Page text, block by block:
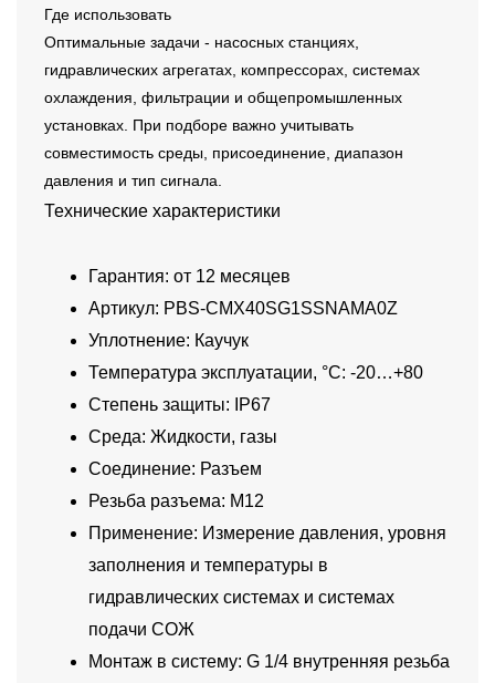
Где использовать
Оптимальные задачи - насосных станциях,
гидравлических агрегатах, компрессорах, системах
охлаждения, фильтрации и общепромышленных
установках. При подборе важно учитывать
совместимость среды, присоединение, диапазон
давления и тип сигнала.
Технические характеристики
Гарантия: от 12 месяцев
Артикул: PBS-CMX40SG1SSNAMA0Z
Уплотнение: Каучук
Температура эксплуатации, °C: -20…+80
Степень защиты: IP67
Среда: Жидкости, газы
Соединение: Разъем
Резьба разъема: M12
Применение: Измерение давления, уровня
заполнения и температуры в
гидравлических системах и системах
подачи СОЖ
Монтаж в систему: G 1/4 внутренняя резьба